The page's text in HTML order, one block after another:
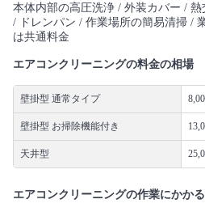
本体内部の高圧洗浄 / 外装カバー /
/ ドレンパン / 作業場所の簡易清掃 /
は共通料金
エアコンクリーニングの料金の相場
壁掛型 通常タイプ
壁掛型 お掃除機能付き
天井型
エアコンクリーニングの作業にかか